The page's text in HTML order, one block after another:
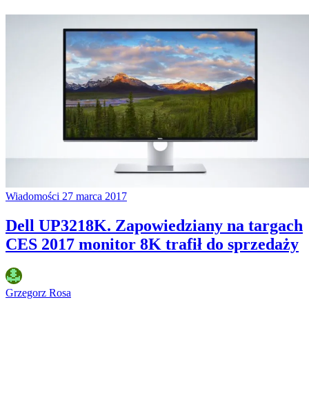
Wiadomości 27 marca 2017
Dell UP3218K. Zapowiedziany na targach
CES 2017 monitor 8K trafił do sprzedaży
Grzegorz Rosa